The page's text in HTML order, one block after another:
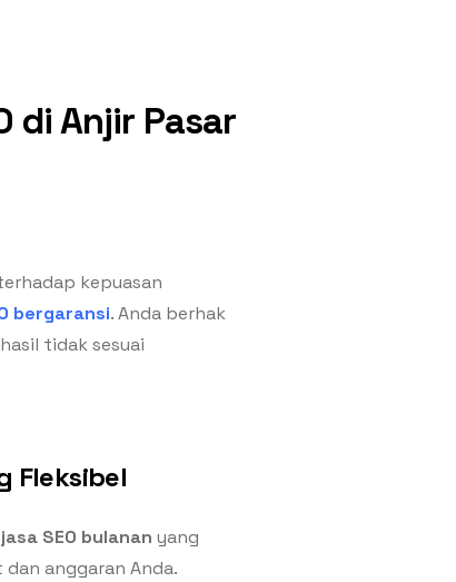
di Anjir Pasar
kepuasan
bergaransi. Anda berhak
tidak sesuai
Fleksibel
SEO bulanan yang
anggaran Anda.